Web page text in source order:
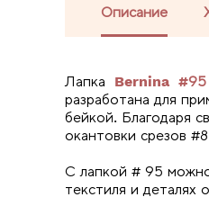
Описание
Лапка Bernina #95
разработана для
бейкой. Благодаря
окантовки срезов
С лапкой # 95 можно
текстиля и деталях